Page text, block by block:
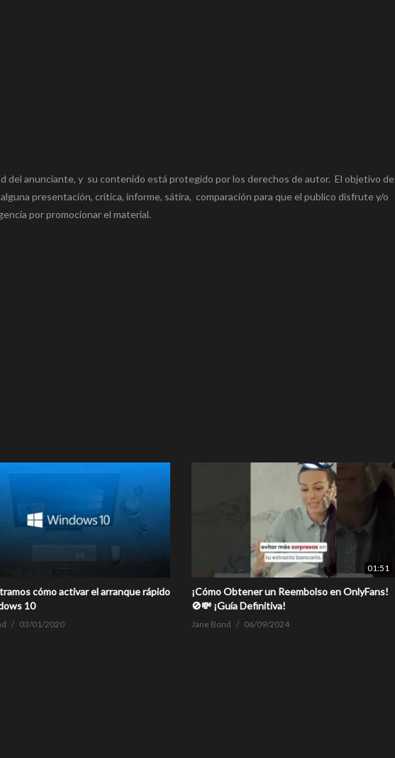
del anunciante, y su contenido está protegido por los derechos de autor. El objetivo de
presentación, crítica, informe, sátira, comparación para que el publico disfrute y/o
por promocionar el material.
cómo activar el arranque rápido
10
03/01/2020
01:51
¡Cómo Obtener un Reembolso en OnlyFans!
🚫💸 ¡Guía Definitiva!
Jane Bond 06/09/2024